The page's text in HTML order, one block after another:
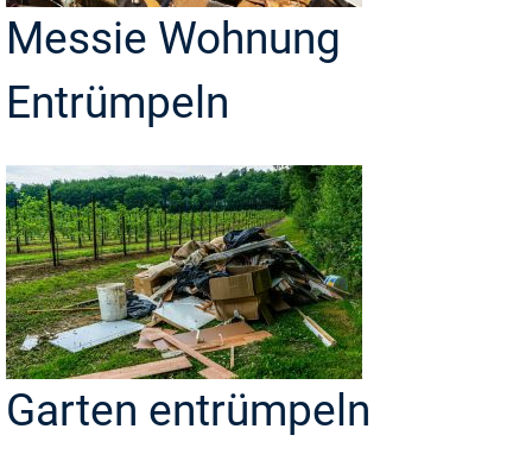
Messie Wohnung
Entrümpeln
Garten entrümpeln